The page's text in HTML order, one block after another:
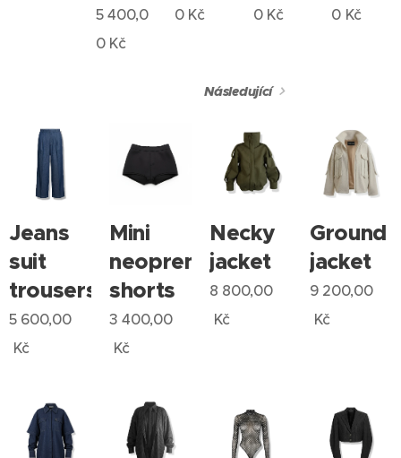
5 400,0
0Kč
0Kč
0Kč
0Kč
Následující
Jeans
suit
trousers
5 600,00
Kč
Mini
neoprene
shorts
3 400,00
Kč
Necky
jacket
8 800,00
Kč
Ground
jacket
9 200,00
Kč